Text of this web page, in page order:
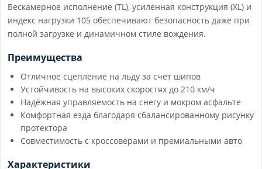
Бескамерное исполнение (TL), усиленная конструкция (XL) и
индекс нагрузки 105 обеспечивают безопасность даже при
полной загрузке и динамичном стиле вождения.
Преимущества
Отличное сцепление на льду за счёт шипов
Устойчивость на высоких скоростях до 210 км/ч
Надёжная управляемость на снегу и мокром асфальте
Комфортная езда благодаря сбалансированному рисунку
протектора
Совместимость с кроссоверами и премиальными авто
Характеристики